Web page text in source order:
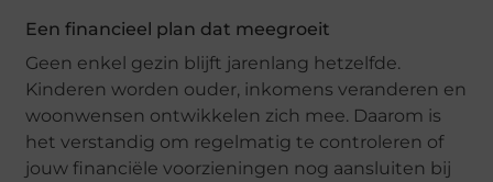
Een financieel plan dat meegroeit
Geen enkel gezin blijft jarenlang hetzelfde.
Kinderen worden ouder, inkomens veranderen en
woonwensen ontwikkelen zich mee. Daarom is
het verstandig om regelmatig te controleren of
jouw financiële voorzieningen nog aansluiten bij